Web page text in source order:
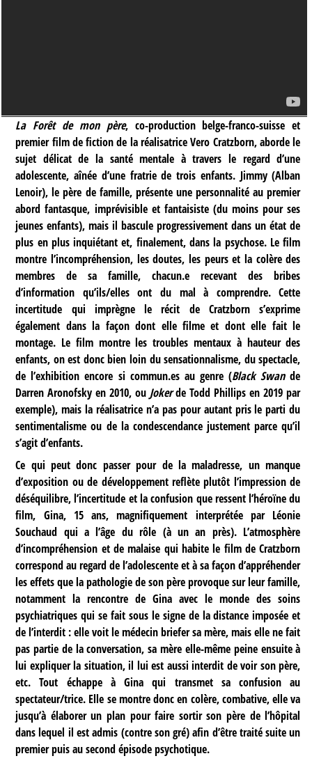
La Forêt de mon père, co-production belge-franco-suisse et
premier film de fiction de la réalisatrice Vero Cratzborn, aborde le
sujet délicat de la santé mentale à travers le regard d’une
adolescente, aînée d’une fratrie de trois enfants. Jimmy (Alban
Lenoir), le père de famille, présente une personnalité au premier
abord fantasque, imprévisible et fantaisiste (du moins pour ses
jeunes enfants), mais il bascule progressivement dans un état de
plus en plus inquiétant et, finalement, dans la psychose. Le film
montre l’incompréhension, les doutes, les peurs et la colère des
membres de sa famille, chacun.e recevant des bribes
d’information qu’ils/elles ont du mal à comprendre. Cette
incertitude qui imprègne le récit de Cratzborn s’exprime
également dans la façon dont elle filme et dont elle fait le
montage. Le film montre les troubles mentaux à hauteur des
enfants, on est donc bien loin du sensationnalisme, du spectacle,
de l’exhibition encore si commun.es au genre (Black Swande
Darren Aronofsky en 2010, ou Jokerde Todd Phillips en 2019 par
exemple), mais la réalisatrice n’a pas pour autant pris le parti du
sentimentalisme ou de la condescendance justement parce qu’il
s’agit d’enfants.
Ce qui peut donc passer pour de la maladresse, un manque
d’exposition ou de développement reflète plutôt l’impression de
déséquilibre, l’incertitude et la confusion que ressent l’héroïne du
film, Gina, 15 ans, magnifiquement interprétée par Léonie
Souchaud qui a l’âge du rôle (à un an près). L’atmosphère
d’incompréhension et de malaise qui habite le film de Cratzborn
correspond au regard de l’adolescente et à sa façon d’appréhender
les effets que la pathologie de son père provoque sur leur famille,
notamment la rencontre de Gina avec le monde des soins
psychiatriques qui se fait sous le signe de la distance imposée et
de l’interdit : elle voit le médecin briefer sa mère, mais elle ne fait
pas partie de la conversation, sa mère elle-même peine ensuite à
lui expliquer la situation, il lui est aussi interdit de voir son père,
etc. Tout échappe à Gina qui transmet sa confusion au
spectateur/trice. Elle se montre donc en colère, combative, elle va
jusqu’à élaborer un plan pour faire sortir son père de l’hôpital
dans lequel il est admis (contre son gré) afin d’être traité suite un
premier puis au second épisode psychotique.